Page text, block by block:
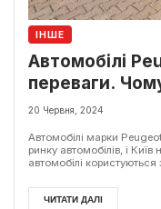
ІНШЕ
Автомобілі
переваги.
Пежо?
20 Червня, 2024
Автомобілі марки
ринку автомобілів, і
автомобілі користуються
ЧИТАТИ ДАЛІ